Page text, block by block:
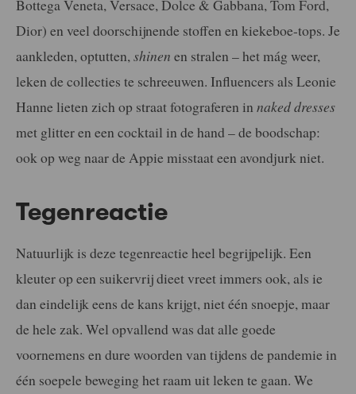
Bottega Veneta, Versace, Dolce & Gabbana, Tom Ford,
Dior) en veel doorschijnende stoffen en kiekeboe-tops. Je
aankleden, optutten, shinen en stralen – het mág weer,
leken de collecties te schreeuwen. Influencers als Leonie
Hanne lieten zich op straat fotograferen in naked dresses
met glitter en een cocktail in de hand – de boodschap:
ook op weg naar de Appie misstaat een avondjurk niet.
Tegenreactie
Natuurlijk is deze tegenreactie heel begrijpelijk. Een
kleuter op een suikervrij dieet vreet immers ook, als ie
dan eindelijk eens de kans krijgt, niet één snoepje, maar
de hele zak. Wel opvallend was dat alle goede
voornemens en dure woorden van tijdens de pandemie in
één soepele beweging het raam uit leken te gaan. We